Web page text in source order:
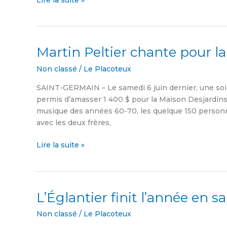
Martin Peltier chante pour
Non classé / Le Placoteux
SAINT-GERMAIN – Le samedi 6 juin dernier, une
permis d’amasser 1 400 $ pour la Maison
musique des années 60-70, les quelque 150
avec les deux frères,
Martin
chante
pour
la
Maison
des
Palliatifs
Lire la suite »
L’Églantier finit l’année en
Non classé / Le Placoteux
L’Églantier
l’année